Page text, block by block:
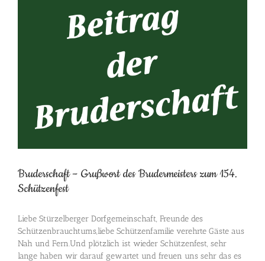
Bruderschaft – Grußwort des Brudermeisters zum 154.
Schützenfest
Liebe Stürzelberger Dorfgemeinschaft, Freunde des
Schützenbrauchtums,liebe Schützenfamilie verehrte Gäste aus
Nah und Fern.Und plötzlich ist wieder Schützenfest, sehr
lange haben wir darauf gewartet und freuen uns sehr das es